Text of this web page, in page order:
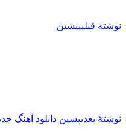
نوشته قبلیپیشین
نوشته‌ٔ بعدیپسین دانلود آهنگ